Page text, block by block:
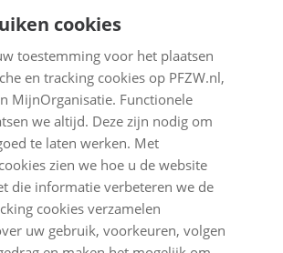
cookies
toestemming voor het plaatsen
en tracking cookies op PFZW.nl,
MijnOrganisatie. Functionele
we altijd. Deze zijn nodig om
te laten werken. Met
zien we hoe u de website
die informatie verbeteren we de
cookies verzamelen
uw gebruik, voorkeuren, volgen